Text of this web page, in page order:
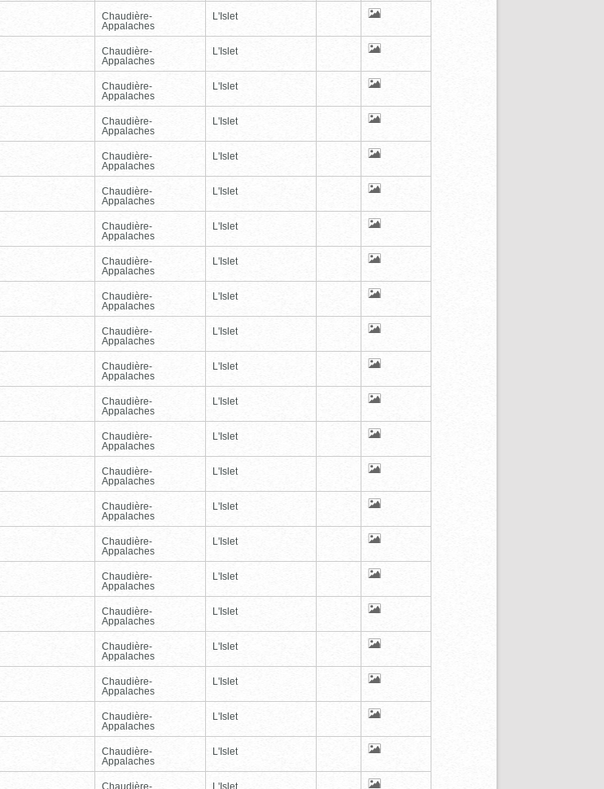
Chaudière-
Appalaches
L'Islet
Chaudière-
Appalaches
L'Islet
Chaudière-
Appalaches
L'Islet
Chaudière-
Appalaches
L'Islet
Chaudière-
Appalaches
L'Islet
Chaudière-
Appalaches
L'Islet
Chaudière-
Appalaches
L'Islet
Chaudière-
Appalaches
L'Islet
Chaudière-
Appalaches
L'Islet
Chaudière-
Appalaches
L'Islet
Chaudière-
Appalaches
L'Islet
Chaudière-
Appalaches
L'Islet
Chaudière-
Appalaches
L'Islet
Chaudière-
Appalaches
L'Islet
Chaudière-
Appalaches
L'Islet
Chaudière-
Appalaches
L'Islet
Chaudière-
Appalaches
L'Islet
Chaudière-
Appalaches
L'Islet
Chaudière-
Appalaches
L'Islet
Chaudière-
Appalaches
L'Islet
Chaudière-
Appalaches
L'Islet
Chaudière-
Appalaches
L'Islet
Chaudière- L'Islet